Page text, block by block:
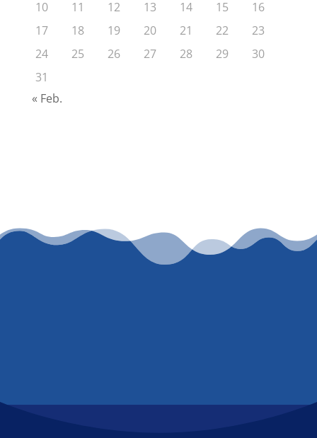
10
11 12 13 14 15
16
17
18 19 20 21 22
23
24
25 26 27 28 29
30
31
« Feb.